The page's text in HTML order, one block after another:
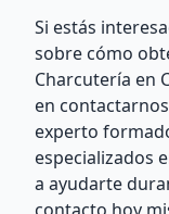
Si estás
sobre cómo
Charcutería en
en
experto
especializados
a ayudarte